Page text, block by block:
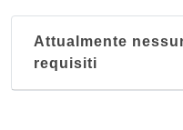
Attualmente
requisiti